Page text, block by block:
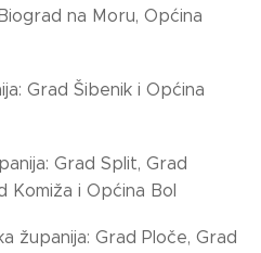
na Moru, Općina
Grad Šibenik i Općina
Grad Split, Grad
Komiža i Općina Bol
županija: Grad Ploče, Grad